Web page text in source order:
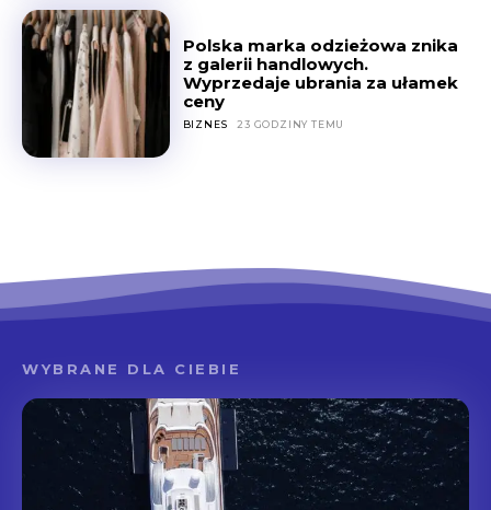
Polska marka odzieżowa znika
z galerii handlowych.
Wyprzedaje ubrania za ułamek
ceny
BIZNES 23 GODZINY TEMU
WYBRANE DLA CIEBIE